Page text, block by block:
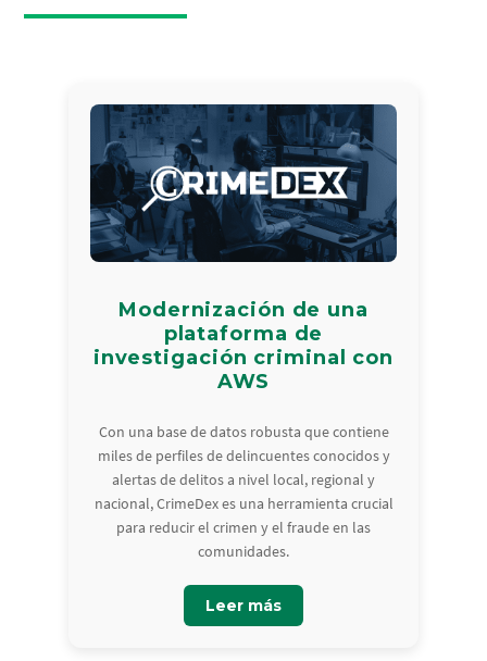
Modernización de una
plataforma de
investigación criminal con
AWS
Con una base de datos robusta que contiene
miles de perfiles de delincuentes conocidos y
alertas de delitos a nivel local, regional y
nacional, CrimeDex es una herramienta crucial
para reducir el crimen y el fraude en las
comunidades.
Leer más